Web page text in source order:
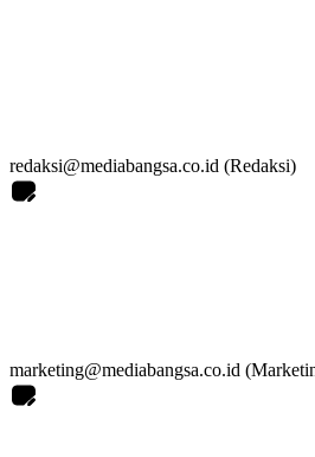
redaksi@mediabangsa.co.id (Redaksi)
marketing@mediabangsa.co.id